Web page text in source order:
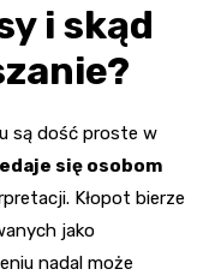
i skąd
są dość proste w
się osobom
Kłopot bierze
jako
nadal może